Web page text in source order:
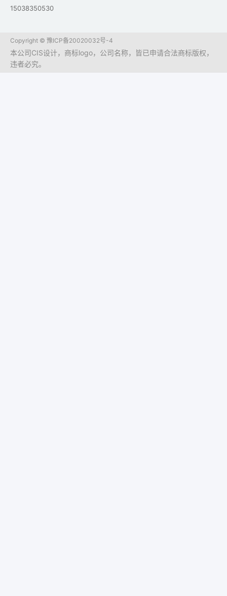
15038350530
Copyright © 豫ICP备20020032号-4
本公司CIS设计，商标logo，公司名称，皆已申请合法商标版权，
违者必究。